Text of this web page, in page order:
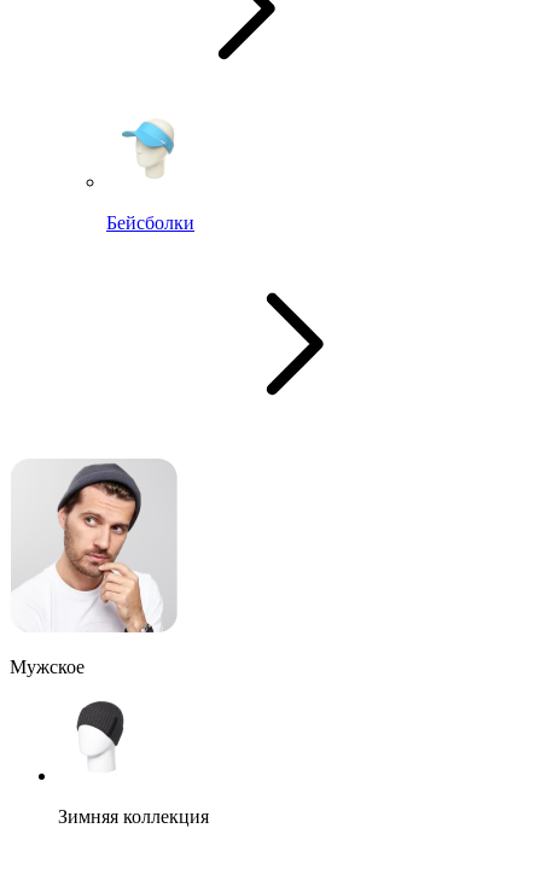
Бейсболки
Мужское
Зимняя коллекция